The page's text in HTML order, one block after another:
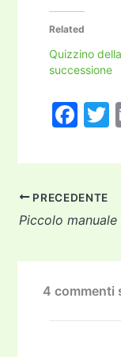
Related
Quizzino
successione
F
c
e
b
o
k
PRECEDENTE
4 commenti